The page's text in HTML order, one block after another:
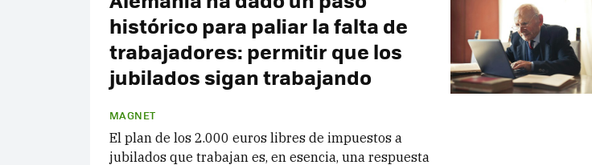
histórico para paliar la falta de
trabajadores: permitir que los
jubilados sigan trabajando
MAGNET
El plan de los 2.000 euros libres de impuestos a
jubilados que trabajan es, en esencia, una respuesta